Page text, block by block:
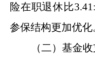
险在职退休比
参保结构更加优化
（二）基金